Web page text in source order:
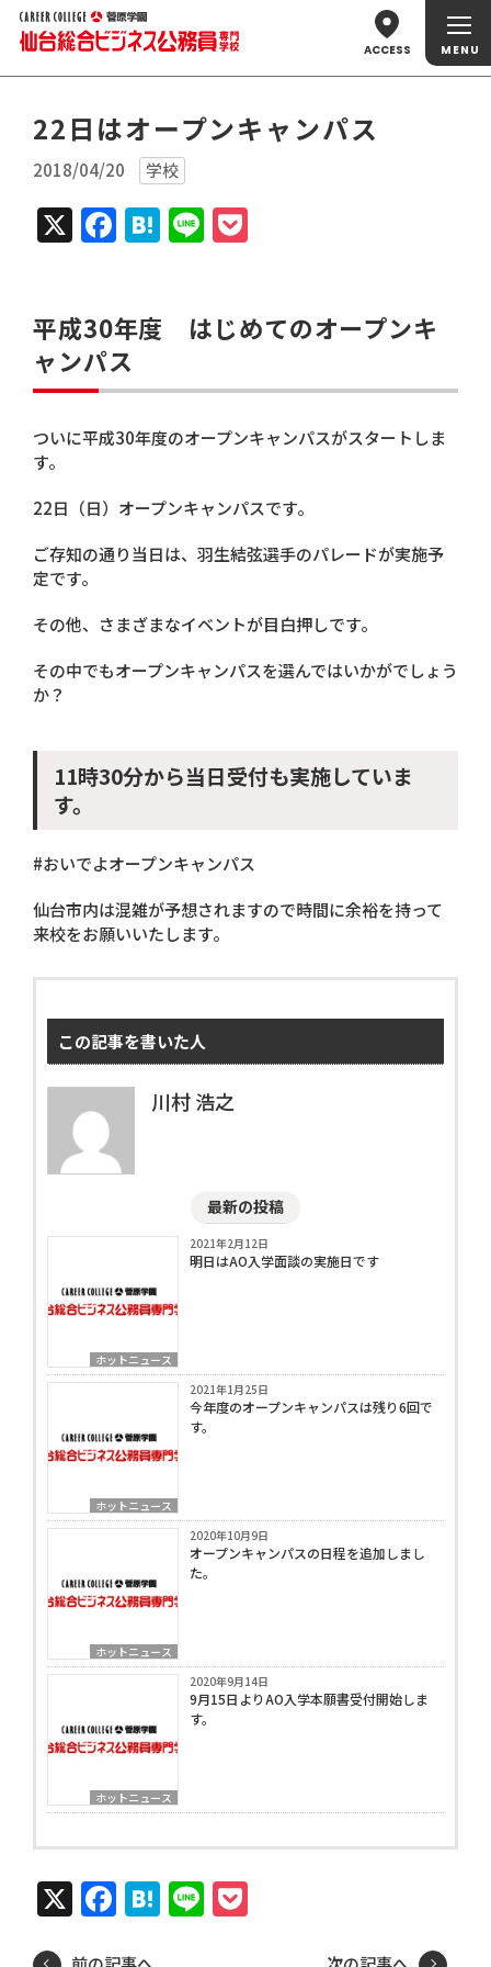
ACCESS
22日はオープンキャンパス
2018/04/20 学校
X Facebook
Hatena
Line
平成30年度 はじめてのオープンキ
ャンパス
ついに平成30年度のオープンキャンパスがスタートしま
す。
22日（日）オープンキャンパスです。
ご存知の通り当日は、羽生結弦選手のパレードが実施予
定です。
その他、さまざまなイベントが目白押しです。
その中でもオープンキャンパスを選んではいかがでしょう
か？
11時30分から当日受付も実施していま
す。
#おいでよオープンキャンパス
仙台市内は混雑が予想されますので時間に余裕を持って
来校をお願いいたします。
この記事を書いた人
川村 浩之
最新の投稿
ホットニュース
2021年2月12日
明日はAO入学面談の実施日です
ホットニュース
2021年1月25日
今年度のオープンキャンパスは残り6回で
す。
ホットニュース
2020年10月9日
オープンキャンパスの日程を追加しまし
た。
ホットニュース
2020年9月14日
9月15日よりAO入学本願書受付開始しま
す。
X Facebook
Hatena
Line